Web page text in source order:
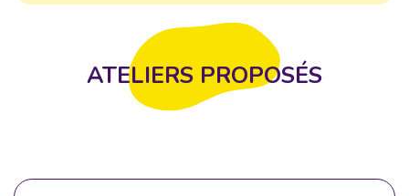
ATELIERS PROPOSÉS